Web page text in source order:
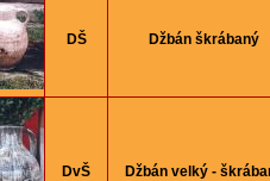
DŠ Džbán škrábaný
DvŠ Džbán velký -